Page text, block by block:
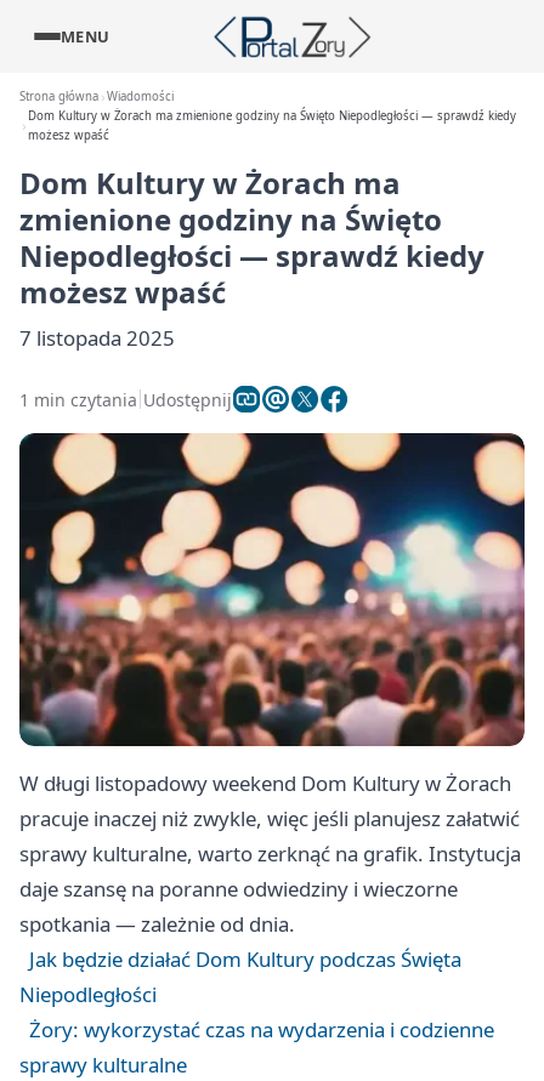
MENU
Strona główna Wiadomości
Dom Kultury w Żorach ma zmienione godziny na Święto Niepodległości — sprawdź kiedy
możesz wpaść
Dom Kultury w Żorach ma
zmienione godziny na Święto
Niepodległości — sprawdź kiedy
możesz wpaść
7 listopada 2025
1 min czytania Udostępnij
W długi listopadowy weekend Dom Kultury w Żorach
pracuje inaczej niż zwykle, więc jeśli planujesz załatwić
sprawy kulturalne, warto zerknąć na grafik. Instytucja
daje szansę na poranne odwiedziny i wieczorne
spotkania — zależnie od dnia.
Jak będzie działać Dom Kultury podczas Święta
Niepodległości
Żory: wykorzystać czas na wydarzenia i codzienne
sprawy kulturalne